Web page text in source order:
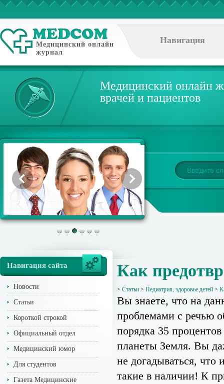
Медицинский онлайн
журнал
Навигация
Медицинский онлайн
врачей и пациентов
Навигация сайта
Новости
Статьи
Короткой строкой
Официальный отдел
Медицинский юмор
Для студентов
Газета Медицинские
Как
> Статьи > Педиатрия, здоровье детей >
Вы знаете, что на
проблемами с речью
порядка 35
планеты Земля. Вы
не догадываться, что
такие в наличии! К